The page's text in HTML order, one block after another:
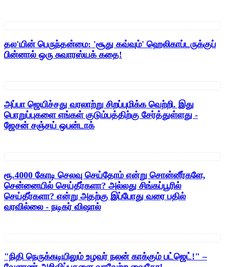
தல'யின் பெருந்தன்மை: 'சூது கவ்வும்' ஹெலிகாப்டருக்குப்
பின்னால் ஒரு சுவாரஸ்யக் கதை!
அப்பா ஜெயிச்சது வரலாற்று சிறப்புமிக்க வெற்றி. இது
பொறுப்புகளை எங்கள் குடும்பத்திற்கு சேர்த்துள்ளது -
ஜேசன் சஞ்சய் ஒபன்டாக்
ரூ.4000 கோடி செலவு செய்தோம் என்று சொன்னீர்களே,
சென்னையில் செய்தீர்களா? அல்லது சிங்கப்பூரில்
செய்தீர்களா? என்று அதற்கு இப்போது வரை பதில்
வரவில்லை - நடிகர் விஷால்
"நிதி நெருக்கடியிலும் உழவர் நலன் காக்கும் பட்ஜெட்!" –